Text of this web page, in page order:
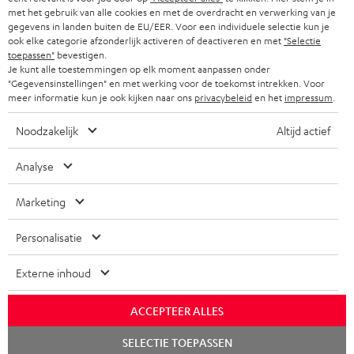
met het gebruik van alle cookies en met de overdracht en verwerking van je
gegevens in landen buiten de EU/EER. Voor een individuele selectie kun je
ook elke categorie afzonderlijk activeren of deactiveren en met "Selectie
toepassen" bevestigen.
Je kunt alle toestemmingen op elk moment aanpassen onder
"Gegevensinstellingen" en met werking voor de toekomst intrekken. Voor
meer informatie kun je ook kijken naar ons privacybeleiden het impressum
Noodzakelijk Altijd actief
Analyse
Marketing
Personalisatie
Externe inhoud
ACCEPTEER ALLES
SELECTIE TOEPASSEN